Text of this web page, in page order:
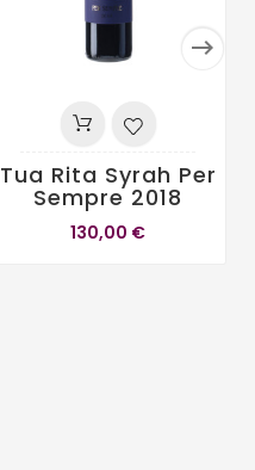

Tua Rita Syrah Per
Sempre 2018
130,00 €